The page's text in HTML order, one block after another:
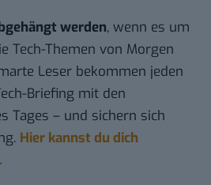
werden, wenn es um
Tech-Themen von Morgen
Leser bekommen jeden
Briefing mit den
Tages – und sichern sich
Hier kannst du dich